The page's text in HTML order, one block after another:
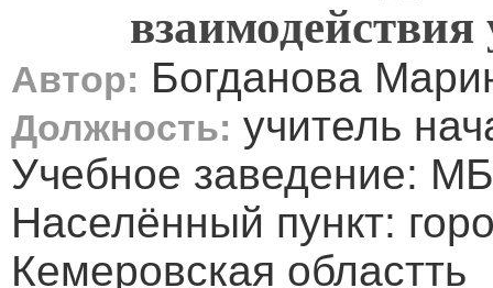
Автор: Богданова
Должность: учитель
Учебное заведение:
Населённый пункт:
Кемеровская областть